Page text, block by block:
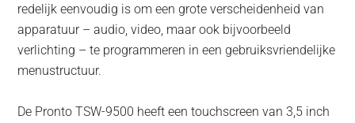
redelijk eenvoudig is om een grote verscheidenheid van
apparatuur – audio, video, maar ook bijvoorbeeld
verlichting – te programmeren in een gebruiksvriendelijke
menustructuur.
De Pronto TSW-9500 heeft een touchscreen van 3,5 inch